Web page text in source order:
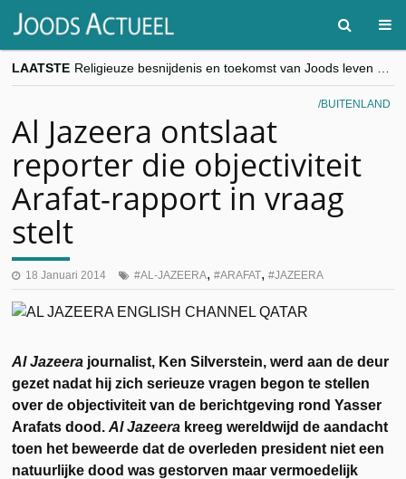
LAATSTE
“Besnijdenisdebat toont hoe moeilijk seculiere Westen minderheden begrijpt”, Jinnih Beels (Vooruit)
CITYTRIP | ROEMENIË – Boekarest: de verrassing van Oost-Europa
BUITENLAND
Al Jazeera ontslaat
reporter die objectiviteit
Arafat-rapport in vraag
stelt
18 Januari 2014 AL-JAZEERA, ARAFAT, JAZEERA
Al Jazeera journalist, Ken Silverstein, werd aan de deur
gezet nadat hij zich serieuze vragen begon te stellen
over de objectiviteit van de berichtgeving rond Yasser
Arafats dood.Al Jazeera kreeg wereldwijd de aandacht
toen het beweerde dat de overleden president niet een
natuurlijke dood was gestorven maar vermoedelijk